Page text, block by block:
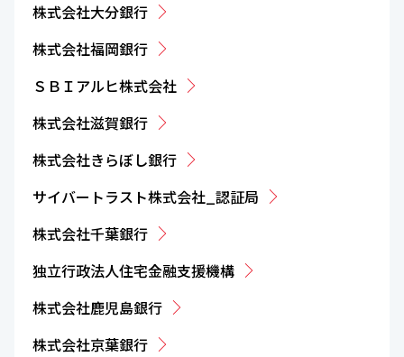
株式会社大分銀行
株式会社福岡銀行
ＳＢＩアルヒ株式会社
株式会社滋賀銀行
株式会社きらぼし銀行
サイバートラスト株式会社_認証局
株式会社千葉銀行
独立行政法人住宅金融支援機構
株式会社鹿児島銀行
株式会社京葉銀行